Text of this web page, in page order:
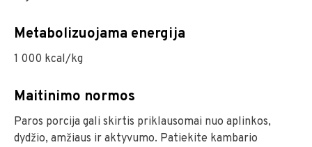
Metabolizuojama energija
1 000 kcal/kg
Maitinimo normos
Paros porcija gali skirtis priklausomai nuo aplinkos,
dydžio, amžiaus ir aktyvumo. Patiekite kambario